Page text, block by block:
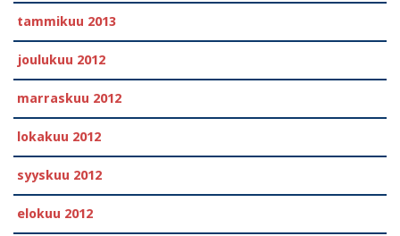
tammikuu 2013
joulukuu 2012
marraskuu 2012
lokakuu 2012
syyskuu 2012
elokuu 2012